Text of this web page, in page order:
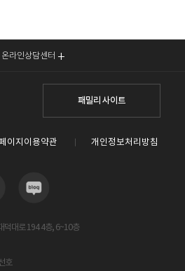
온라인상담센터
패밀리 사이트
이지이용약관 개인정보처리방침
덕대로 194 4층, 6~10층
호